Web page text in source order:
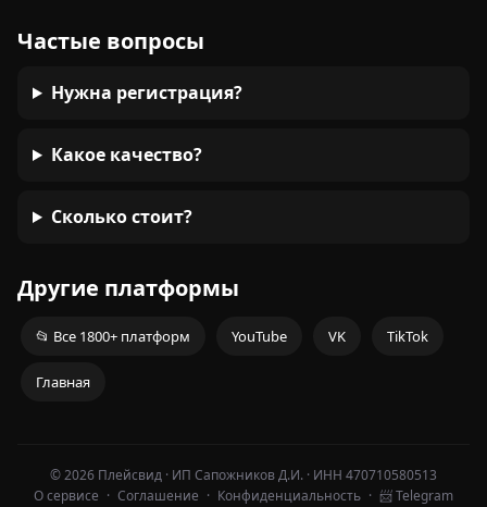
Частые вопросы
Нужна регистрация?
Какое качество?
Сколько стоит?
Другие платформы
📂 Все 1800+ платформ YouTube VK TikTok
Главная
© 2026 Плейсвид · ИП Сапожников Д.И. · ИНН 470710580513
О сервисе · Соглашение · Конфиденциальность · 📨 Telegram